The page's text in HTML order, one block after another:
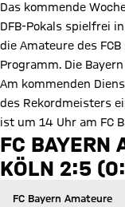
Das kommende
DFB-Pokals spielfrei
die Amateure des
Programm. Die
Am kommenden
des Rekordmeisters
ist um 14 Uhr am FC
FC BAYERN
KÖLN 2:5
FC Bayern Amateure